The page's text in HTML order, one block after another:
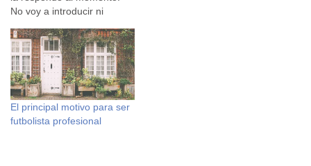
No voy a introducir ni
existe el fracaso. Porque
no sabría yo decir qué
situación se podría
denominar fracaso en
fútbol. ¿Fallar un penalti?
¿Ser mal jugador? ¿No
llegar a Primera…
El principal motivo para ser
futbolista profesional